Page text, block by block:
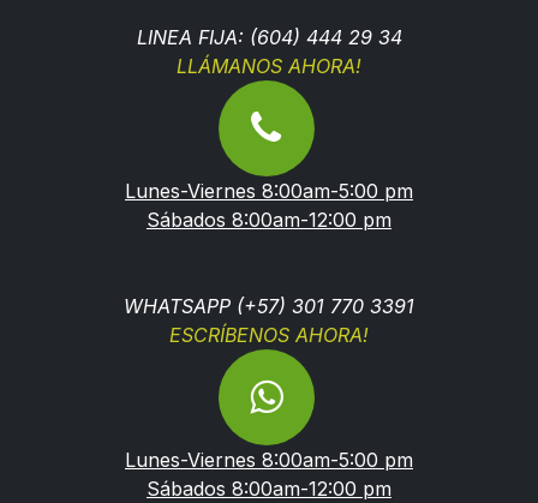
LINEA FIJA: (604) 444 29 34
LLÁMANOS AHORA!
Lunes-Viernes 8:00am-5:00 pm
Sábados 8:00am-12:00 pm
WHATSAPP (+57) 301 770 3391
ESCRÍBENOS AHORA!
Lunes-Viernes 8:00am-5:00 pm
Sábados 8:00am-12:00 pm